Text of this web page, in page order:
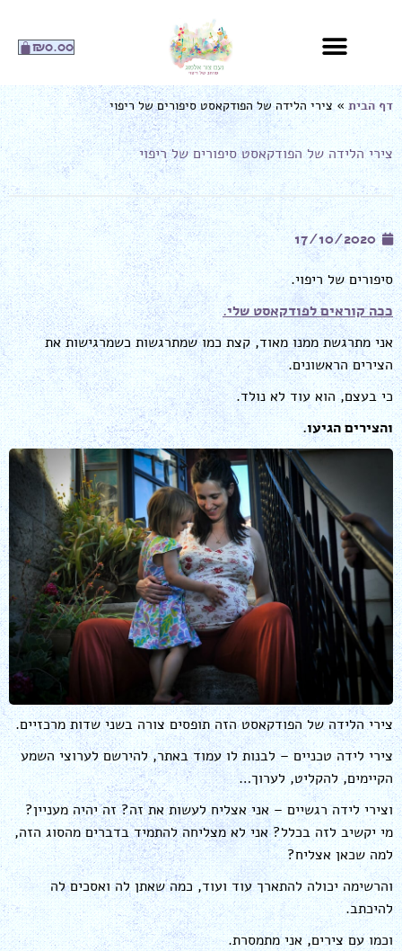
₪0.00 עגלת
קניות
דף הבית»צירי הלידה של הפודקאסט סיפורים של ריפוי
צירי הלידה של הפודקאסט סיפורים של ריפוי
17/10/2020
סיפורים של ריפוי.
ככה קוראים לפודקאסט שלי.
אני מתרגשת ממנו מאוד, קצת כמו שמתרגשות כשמרגישות את
הצירים הראשונים.
כי בעצם, הוא עוד לא נולד.
והצירים הגיעו.
צירי הלידה של הפודקאסט הזה תופסים צורה בשני שדות מרכזיים.
צירי לידה טכניים – לבנות לו עמוד באתר, להירשם לערוצי השמע
הקיימים, להקליט, לערוך…
וצירי לידה רגשיים – אני אצליח לעשות את זה? זה יהיה מעניין?
מי יקשיב לזה בכלל? אני לא מצליחה להתמיד בדברים מהסוג הזה,
למה שכאן אצליח?
והרשימה יכולה להתארך עוד ועוד, כמה שאתן לה ואסכים לה
להיכתב.
וכמו עם צירים, אני מתמסרת.